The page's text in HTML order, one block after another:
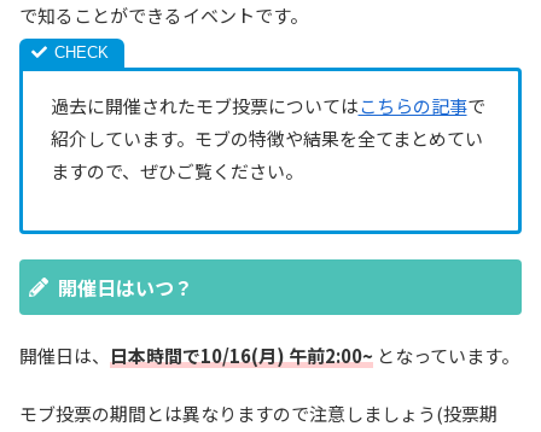
で知ることができるイベントです。
過去に開催されたモブ投票についてはこちらの記事で
紹介しています。モブの特徴や結果を全てまとめてい
ますので、ぜひご覧ください。
開催日はいつ？
開催日は、 日本時間で10/16(月) 午前2:00~ となっています。
モブ投票の期間とは異なりますので注意しましょう(投票期